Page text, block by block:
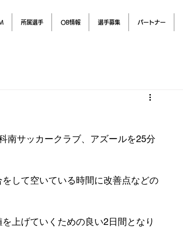
所属選手 OB情報 選手募集 パートナー
南サッカークラブ、アズールを25分
して空いている時間に改善点などの
上げていくための良い2日間となり